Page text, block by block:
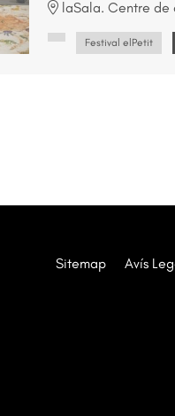
laSala. Centre de
Festival elPetit
Sitemap Avís